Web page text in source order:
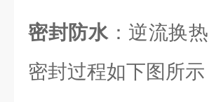
密封防水：逆流换
密封过程如下图所示